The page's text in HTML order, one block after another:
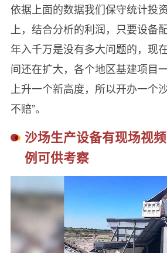
依据上面的数据我们保守统计投
上，结合分析的利润，只要设备
年入千万是没有多大问题的，现
间还在扩大，各个地区基建项目
上升一个新高度，所以开办一个
不赔”。
沙场生产设备有现场视
例可供考察